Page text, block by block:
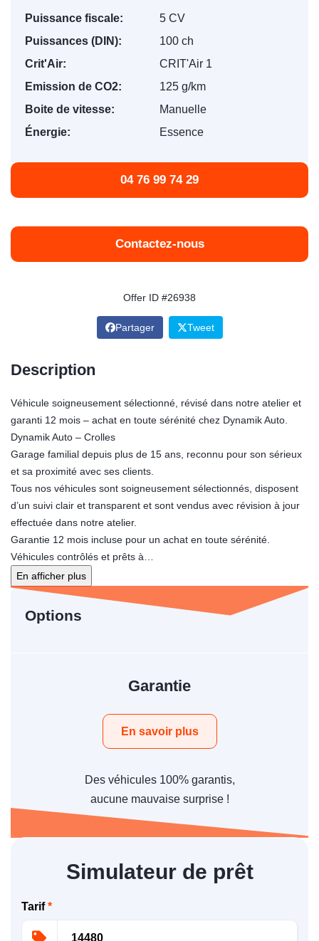
Puissance fiscale:
5 CV
Puissances (DIN):
100 ch
Crit'Air:
CRIT'Air 1
Emission de CO2:
125 g/km
Boite de vitesse:
Manuelle
Énergie:
Essence
04 76 99 74 29
Contactez-nous
Offer ID #26938
Partager Tweet
Description
Véhicule soigneusement sélectionné, révisé dans notre atelier et
garanti 12 mois – achat en toute sérénité chez Dynamik Auto.
Dynamik Auto – Crolles
Garage familial depuis plus de 15 ans, reconnu pour son sérieux
et sa proximité avec ses clients.
Tous nos véhicules sont soigneusement sélectionnés, disposent
d’un suivi clair et transparent et sont vendus avec révision à jour
effectuée dans notre atelier.
Garantie 12 mois incluse pour un achat en toute sérénité.
Véhicules contrôlés et prêts à…
En afficher plus
Options
Garantie
En savoir plus
Des véhicules 100% garantis,
aucune mauvaise surprise !
Simulateur de prêt
Tarif*